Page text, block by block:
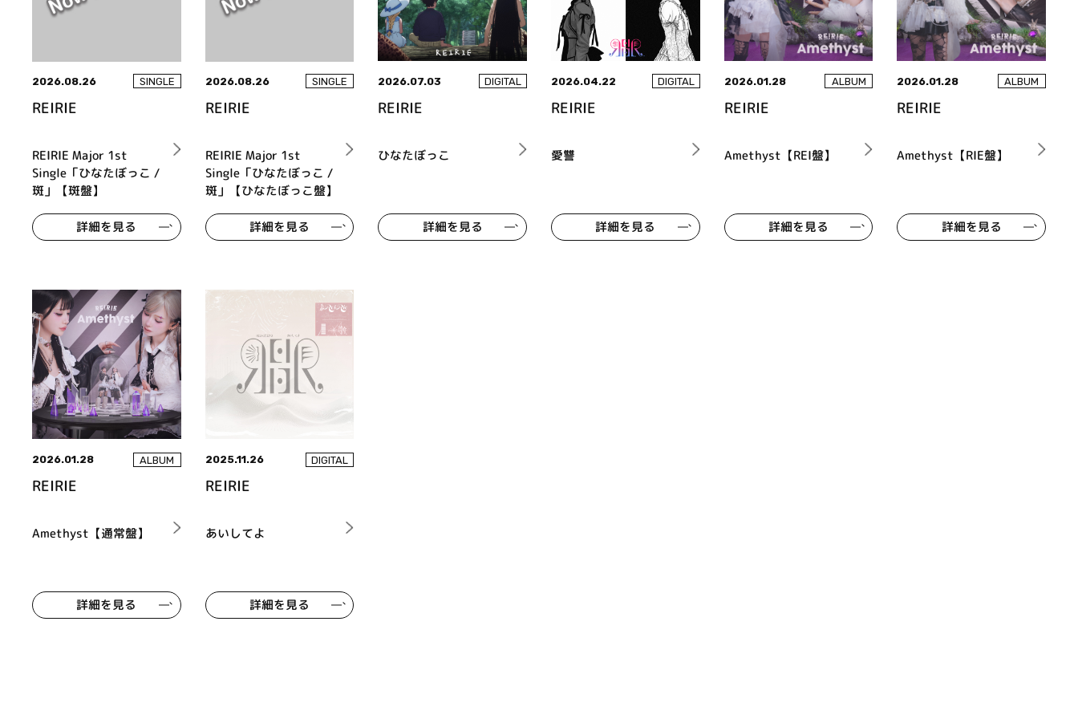
2026.08.26 SINGLE
REIRIE
REIRIE Major 1st
Single「ひなたぼっこ /
斑」【斑盤】
詳細を見る
2026.08.26 SINGLE
REIRIE
REIRIE Major 1st
Single「ひなたぼっこ /
斑」【ひなたぼっこ盤】
詳細を見る
2026.07.03 DIGITAL
REIRIE
ひなたぼっこ
詳細を見る
2026.04.22 DIGITAL
REIRIE
愛讐
詳細を見る
2026.01.28 ALBUM
REIRIE
Amethyst【REI盤】
詳細を見る
2026.01.28 ALBUM
REIRIE
Amethyst【RIE盤】
詳細を見る
2026.01.28 ALBUM
REIRIE
Amethyst【通常盤】
詳細を見る
2025.11.26 DIGITAL
REIRIE
あいしてよ
詳細を見る